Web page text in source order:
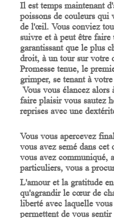
Il est temps maintenant
poissons de couleurs qui
de l'œil. Vous conviez
suivre et à peut être faire
garantissant que le plus
droit, à un tour sur votre
Promesse tenue, le
grimper, se tenant à
Vous vous élancez
faire plaisir vous sautez
reprises avec une
Vous vous apercevez
vous avez semé dans cet
vous avez communiqué,
particuliers, vous a
L'amour et la gratitude
qu'agrandir le cœur de
liberté avec laquelle
permettent de vous